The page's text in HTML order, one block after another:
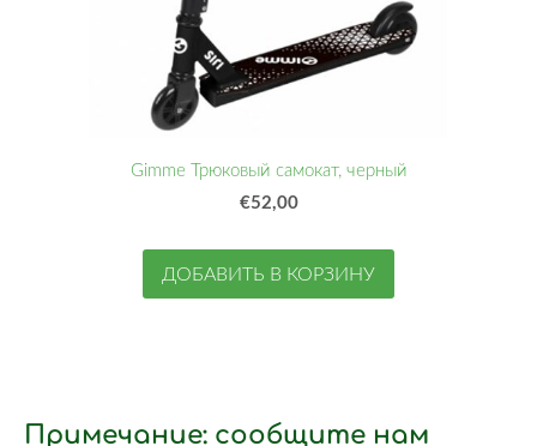
Примечание: сообщите нам
Gimme Трюковый самокат, черный
€52,00
ДОБАВИТЬ В КОРЗИНУ